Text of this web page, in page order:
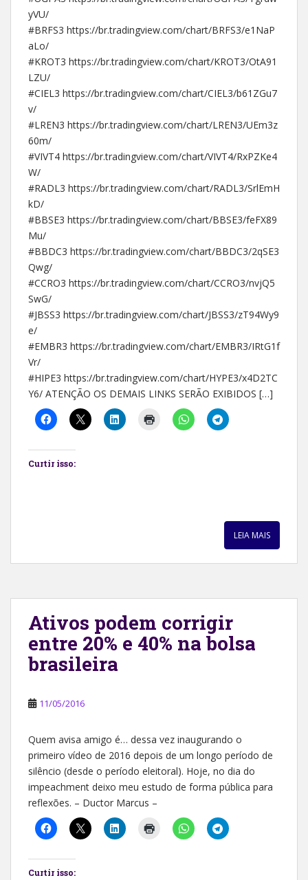
yVU/
#BRFS3 https://br.tradingview.com/chart/BRFS3/e1NaP
aLo/
#KROT3 https://br.tradingview.com/chart/KROT3/OtA91
LZU/
#CIEL3 https://br.tradingview.com/chart/CIEL3/b61ZGu7
v/
#LREN3 https://br.tradingview.com/chart/LREN3/UEm3z
60m/
#VIVT4 https://br.tradingview.com/chart/VIVT4/RxPZKe4
W/
#RADL3 https://br.tradingview.com/chart/RADL3/SrlEmH
kD/
#BBSE3 https://br.tradingview.com/chart/BBSE3/feFX89
Mu/
#BBDC3 https://br.tradingview.com/chart/BBDC3/2qSE3
Qwg/
#CCRO3 https://br.tradingview.com/chart/CCRO3/nvjQ5
SwG/
#JBSS3 https://br.tradingview.com/chart/JBSS3/zT94Wy9
e/
#EMBR3 https://br.tradingview.com/chart/EMBR3/IRtG1f
Vr/
#HIPE3 https://br.tradingview.com/chart/HYPE3/x4D2TC
Y6/ ATENÇÃO OS DEMAIS LINKS SERÃO EXIBIDOS […]
Curtir isso:
LEIA MAIS
Ativos podem corrigir
entre 20% e 40% na bolsa
brasileira
11/05/2016
Quem avisa amigo é… dessa vez inaugurando o
primeiro vídeo de 2016 depois de um longo período de
silêncio (desde o período eleitoral). Hoje, no dia do
impeachment deixo meu estudo de forma pública para
reflexões. – Ductor Marcus –
Curtir isso: